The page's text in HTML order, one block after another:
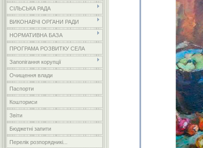
СІЛЬСЬКА РАДА
ВИКОНАВЧІ ОРГАНИ РАДИ
НОРМАТИВНА БАЗА
ПРОГРАМА РОЗВИТКУ СЕЛА
Запопігання корупції
Очищення влади
Паспорти
Кошториси
Звіти
Бюджетні запити
Перелік розпорядникі...